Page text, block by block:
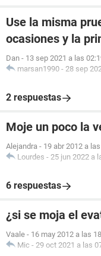
Use la misma
ocasiones y la
Dan - 13 sep 2021 a las
marsan1990 - 28 sep
2 respuestas
Moje un poco la
Alejandra - 19 abr 2012 a
Lourdes - 25 jun 2022 a
6 respuestas
¿si se moja el
Vaale - 16 may 2012 a las
Mic - 29 oct 2021 a las